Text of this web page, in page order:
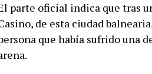
parte oficial indica que tras
de esta ciudad
que había sufrido una